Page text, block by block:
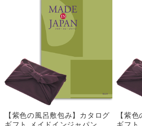
【紫色の風呂敷包み】カタログ
【紫